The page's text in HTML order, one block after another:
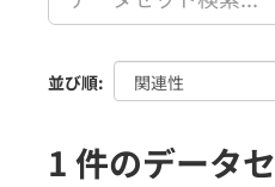
並び順
1 件のデータ